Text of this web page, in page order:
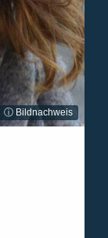
ⓘ Bildnachweis